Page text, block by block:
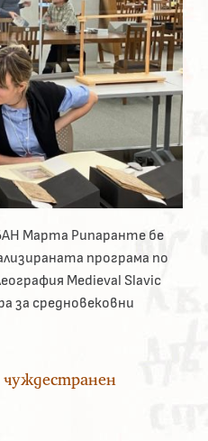
Марта Рипаранте бе
програма по
Medieval Slavic
за средновековни